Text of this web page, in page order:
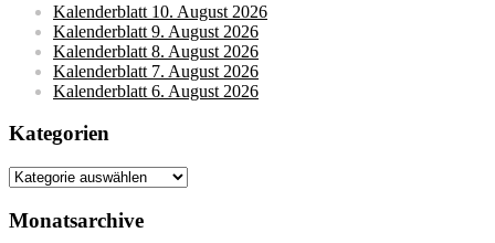
Kalenderblatt 10. August 2026
Kalenderblatt 9. August 2026
Kalenderblatt 8. August 2026
Kalenderblatt 7. August 2026
Kalenderblatt 6. August 2026
Kategorien
Kategorien
Monatsarchive